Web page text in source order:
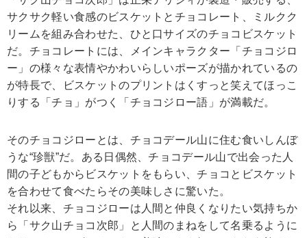
サクサク軽い食感のビスケットとチョコレート、ミルクク
リームを組み合わせた、ひと口サイズのチョコビスケット
だ。チョコレートには、メインキャラクター「チョコジロ
ー」の様々な表情やかわいらしいポーズが描かれているの
が特長で、ビスケットのプリントはくすっと笑えてほっこ
りする「チョ」がつく「チョコジロー語」が満載だ。
そのチョコジローとは、チョコデール山に住む食いしんぼ
うな“珍獣”だ。ある日偶然、チョコデール山で出会った人
間の子どもからビスケットをもらい、チョコとビスケット
を合わせて食べたらその美味しさに驚いた。
それ以来、チョコジローは人間と仲良くなりたい気持ちか
ら「サク山チョコ次郎」と人間のまねをして名乗るように